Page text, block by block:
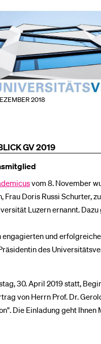
2018
GV 2019
vom 8. November
Frau Doris Russi Schurter,
Luzern ernannt.
und
des
30. April 2019 statt,
von Herrn Prof. Dr.
Die Einladung geht Ihnen